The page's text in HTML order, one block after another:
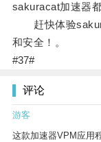
sakuracat加速器
赶快体验
和安全！。
#37#
评论
游客
这款加速器VPM应用